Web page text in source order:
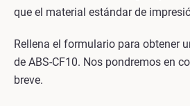
que el material estándar de
Rellena el formulario para obtener
de ABS-CF10. Nos pondremos en
breve.